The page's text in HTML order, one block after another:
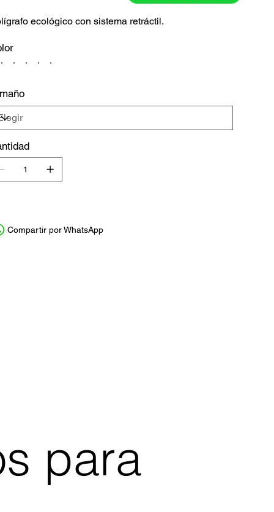
ecológico con sistema retráctil.
Compartir por WhatsApp
para